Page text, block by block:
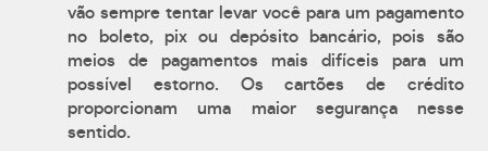
vão sempre tentar levar você para um pagamento
no boleto, pix ou depósito bancário, pois são
meios de pagamentos mais difíceis para um
possível estorno. Os cartões de crédito
proporcionam uma maior segurança nesse
sentido.